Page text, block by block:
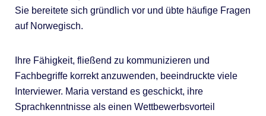
Sie bereitete sich gründlich vor und übte häufige Fragen
auf Norwegisch.
Ihre Fähigkeit, fließend zu kommunizieren und
Fachbegriffe korrekt anzuwenden, beeindruckte viele
Interviewer. Maria verstand es geschickt, ihre
Sprachkenntnisse als einen Wettbewerbsvorteil